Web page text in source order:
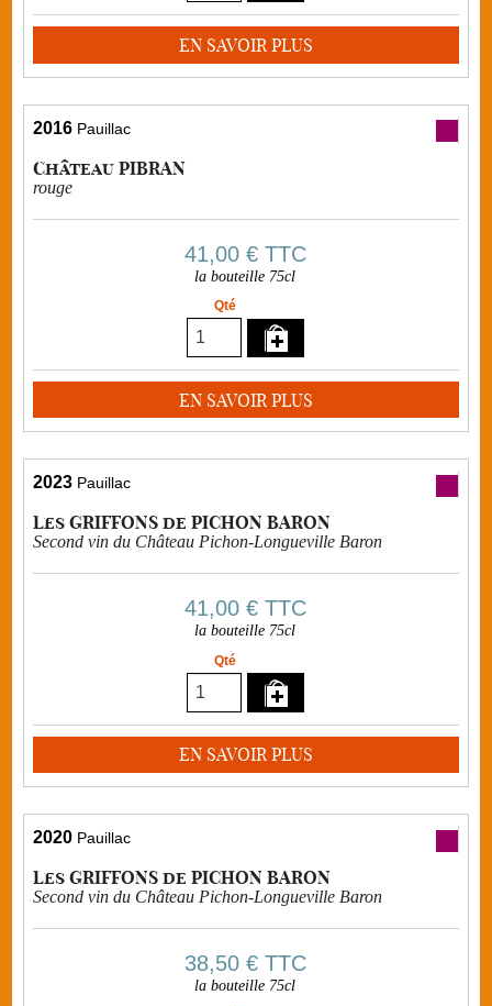
EN SAVOIR PLUS
2016 Pauillac
Château PIBRAN
rouge
41,00 €TTC
la bouteille 75cl
Qté
EN SAVOIR PLUS
2023 Pauillac
Les GRIFFONS de PICHON BARON
Second vin du Château Pichon-Longueville Baron
41,00 €TTC
la bouteille 75cl
Qté
EN SAVOIR PLUS
2020 Pauillac
Les GRIFFONS de PICHON BARON
Second vin du Château Pichon-Longueville Baron
38,50 €TTC
la bouteille 75cl